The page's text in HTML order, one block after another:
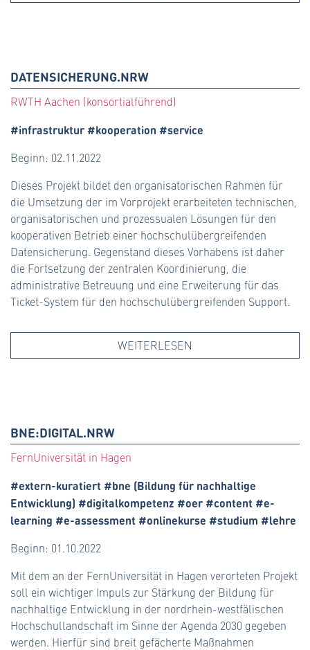
DATENSICHERUNG.NRW
RWTH Aachen (konsortialführend)
#infrastruktur #kooperation #service
Beginn: 02.11.2022
Dieses Projekt bildet den organisatorischen Rahmen für
die Umsetzung der im Vorprojekt erarbeiteten technischen,
organisatorischen und prozessualen Lösungen für den
kooperativen Betrieb einer hochschulübergreifenden
Datensicherung. Gegenstand dieses Vorhabens ist daher
die Fortsetzung der zentralen Koordinierung, die
administrative Betreuung und eine Erweiterung für das
Ticket-System für den hochschulübergreifenden Support.
WEITERLESEN
BNE:DIGITAL.NRW
FernUniversität in Hagen
#extern-kuratiert #bne (Bildung für nachhaltige
Entwicklung) #digitalkompetenz #oer #content #e-
learning #e-assessment #onlinekurse #studium #lehre
Beginn: 01.10.2022
Mit dem an der FernUniversität in Hagen verorteten Projekt
soll ein wichtiger Impuls zur Stärkung der Bildung für
nachhaltige Entwicklung in der nordrhein-westfälischen
Hochschullandschaft im Sinne der Agenda 2030 gegeben
werden. Hierfür sind breit gefächerte Maßnahmen